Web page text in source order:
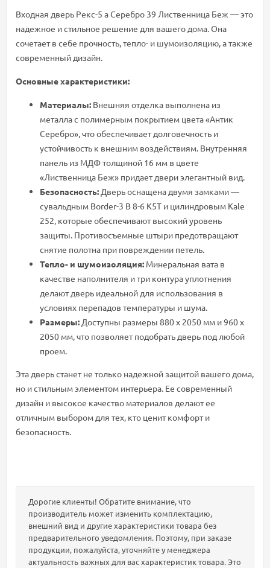
Входная дверь Рекс-5 а Серебро 39 Лиственница Беж — это
надежное и стильное решение для вашего дома. Она
сочетает в себе прочность, тепло- и шумоизоляцию, а также
современный дизайн.
Основные характеристики:
Материалы: Внешняя отделка выполнена из
металла с полимерным покрытием цвета «Антик
Серебро», что обеспечивает долговечность и
устойчивость к внешним воздействиям. Внутренняя
панель из МДФ толщиной 16 мм в цвете
«Лиственница Беж» придает двери элегантный вид.
Безопасность: Дверь оснащена двумя замками —
сувальдным Border-3 B 8-6 K5T и цилиндровым Kale
252, которые обеспечивают высокий уровень
защиты. Противосъемные штыри предотвращают
снятие полотна при повреждении петель.
Тепло- и шумоизоляция: Минеральная вата в
качестве наполнителя и три контура уплотнения
делают дверь идеальной для использования в
условиях перепадов температуры и шума.
Размеры: Доступны размеры 880 х 2050 мм и 960 х
2050 мм, что позволяет подобрать дверь под любой
проем.
Эта дверь станет не только надежной защитой вашего дома,
но и стильным элементом интерьера. Ее современный
дизайн и высокое качество материалов делают ее
отличным выбором для тех, кто ценит комфорт и
безопасность.
Дорогие клиенты! Обратите внимание, что
производитель может изменить комплектацию,
внешний вид и другие характеристики товара без
предварительного уведомления. Поэтому, при заказе
продукции, пожалуйста, уточняйте у менеджера
актуальность важных для вас характеристик товара. Это